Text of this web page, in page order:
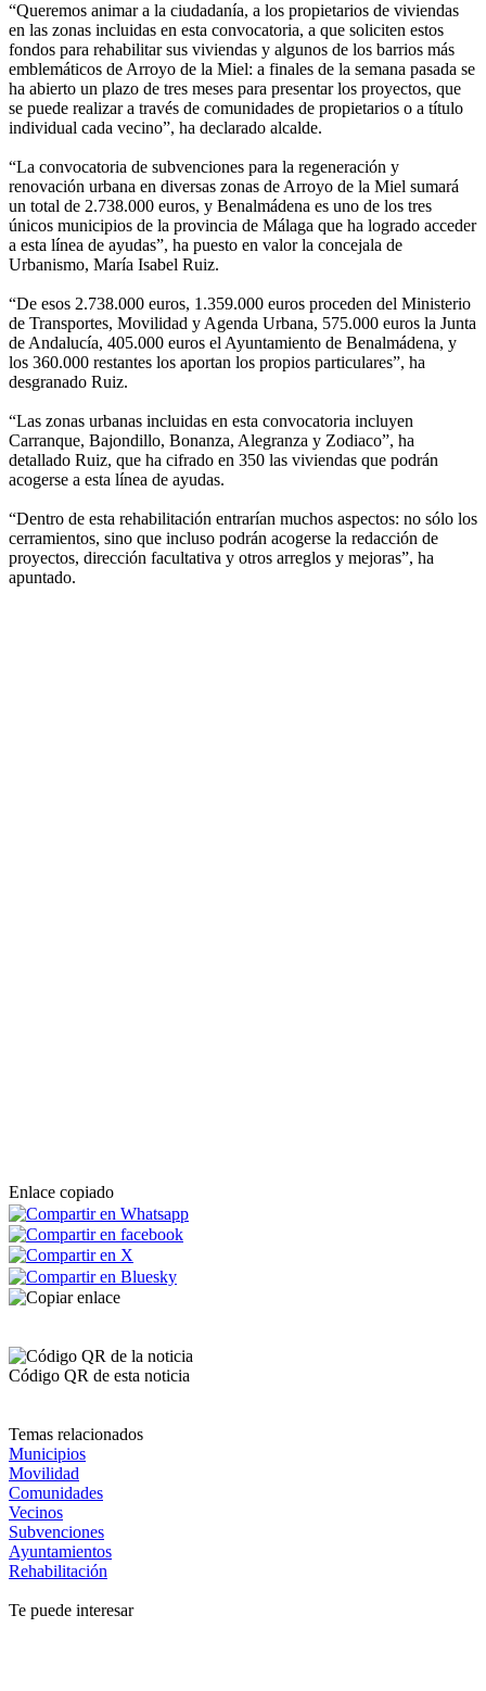
“Queremos animar a la ciudadanía, a los propietarios de viviendas
en las zonas incluidas en esta convocatoria, a que soliciten estos
fondos para rehabilitar sus viviendas y algunos de los barrios más
emblemáticos de Arroyo de la Miel: a finales de la semana pasada se
ha abierto un plazo de tres meses para presentar los proyectos, que
se puede realizar a través de comunidades de propietarios o a título
individual cada vecino”, ha declarado alcalde.
“La convocatoria de subvenciones para la regeneración y
renovación urbana en diversas zonas de Arroyo de la Miel sumará
un total de 2.738.000 euros, y Benalmádena es uno de los tres
únicos municipios de la provincia de Málaga que ha logrado acceder
a esta línea de ayudas”, ha puesto en valor la concejala de
Urbanismo, María Isabel Ruiz.
“De esos 2.738.000 euros, 1.359.000 euros proceden del Ministerio
de Transportes, Movilidad y Agenda Urbana, 575.000 euros la Junta
de Andalucía, 405.000 euros el Ayuntamiento de Benalmádena, y
los 360.000 restantes los aportan los propios particulares”, ha
desgranado Ruiz.
“Las zonas urbanas incluidas en esta convocatoria incluyen
Carranque, Bajondillo, Bonanza, Alegranza y Zodiaco”, ha
detallado Ruiz, que ha cifrado en 350 las viviendas que podrán
acogerse a esta línea de ayudas.
“Dentro de esta rehabilitación entrarían muchos aspectos: no sólo los
cerramientos, sino que incluso podrán acogerse la redacción de
proyectos, dirección facultativa y otros arreglos y mejoras”, ha
apuntado.
Enlace copiado
Código QR de esta noticia
Temas relacionados
Municipios
Movilidad
Comunidades
Vecinos
Subvenciones
Ayuntamientos
Rehabilitación
Te puede interesar